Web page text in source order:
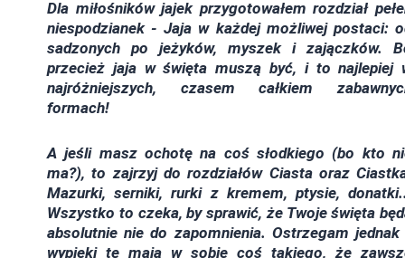
Dla miłośników jajek przygotowałem rozdział
niespodzianek - Jaja w każdej możliwej postaci:
sadzonych po jeżyków, myszek i zajączków.
przecież jaja w święta muszą być, i to najlepiej
najróżniejszych, czasem całkiem
formach!
A jeśli masz ochotę na coś słodkiego (bo kto
ma?), to zajrzyj do rozdziałów Ciasta oraz
Mazurki, serniki, rurki z kremem, ptysie,
Wszystko to czeka, by sprawić, że Twoje święta
absolutnie nie do zapomnienia. Ostrzegam
wypieki te mają w sobie coś takiego, że